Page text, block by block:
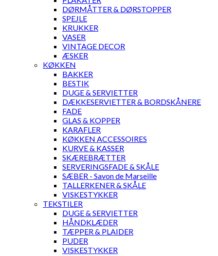
DØRMÅTTER & DØRSTOPPER
SPEJLE
KRUKKER
VASER
VINTAGE DECOR
ÆSKER
KØKKEN
BAKKER
BESTIK
DUGE & SERVIETTER
DÆKKESERVIETTER & BORDSKÅNERE
FADE
GLAS & KOPPER
KARAFLER
KØKKEN ACCESSOIRES
KURVE & KASSER
SKÆREBRÆTTER
SERVERINGSFADE & SKÅLE
SÆBER - Savon de Marseille
TALLERKENER & SKÅLE
VISKESTYKKER
TEKSTILER
DUGE & SERVIETTER
HÅNDKLÆDER
TÆPPER & PLAIDER
PUDER
VISKESTYKKER